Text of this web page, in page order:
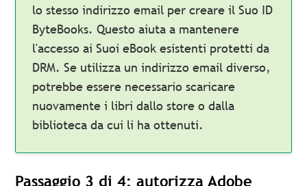
lo stesso indirizzo email per creare il Suo ID
ByteBooks. Questo aiuta a mantenere
l'accesso ai Suoi eBook esistenti protetti da
DRM. Se utilizza un indirizzo email diverso,
potrebbe essere necessario scaricare
nuovamente i libri dallo store o dalla
biblioteca da cui li ha ottenuti.
Passaggio 3 di 4: autorizza Adobe